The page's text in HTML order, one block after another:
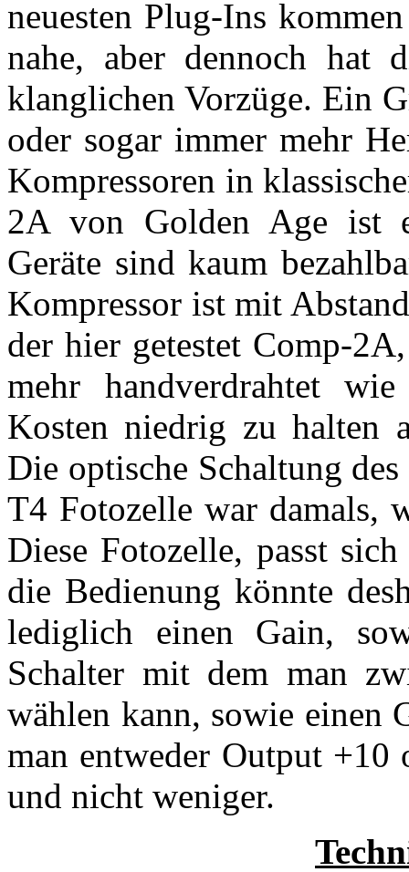
neuesten Plug-Ins
nahe, aber dennoch hat
klanglichen Vorzüge. Ein
oder sogar immer mehr
Kompressoren in
2A von Golden Age ist
Geräte sind kaum
Kompressor ist mit
der hier getestet Comp-
mehr handverdrahtet
Kosten niedrig zu halten
Die optische Schaltung
T4 Fotozelle war damals,
Diese Fotozelle, passt
die Bedienung könnte
lediglich einen Gain,
Schalter mit dem man
wählen kann, sowie einen
man entweder Output
und nicht weniger.